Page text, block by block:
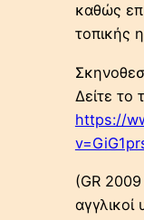
καθώς
τοπικής
Δείτε το
https://
(GR
αγγλικοί